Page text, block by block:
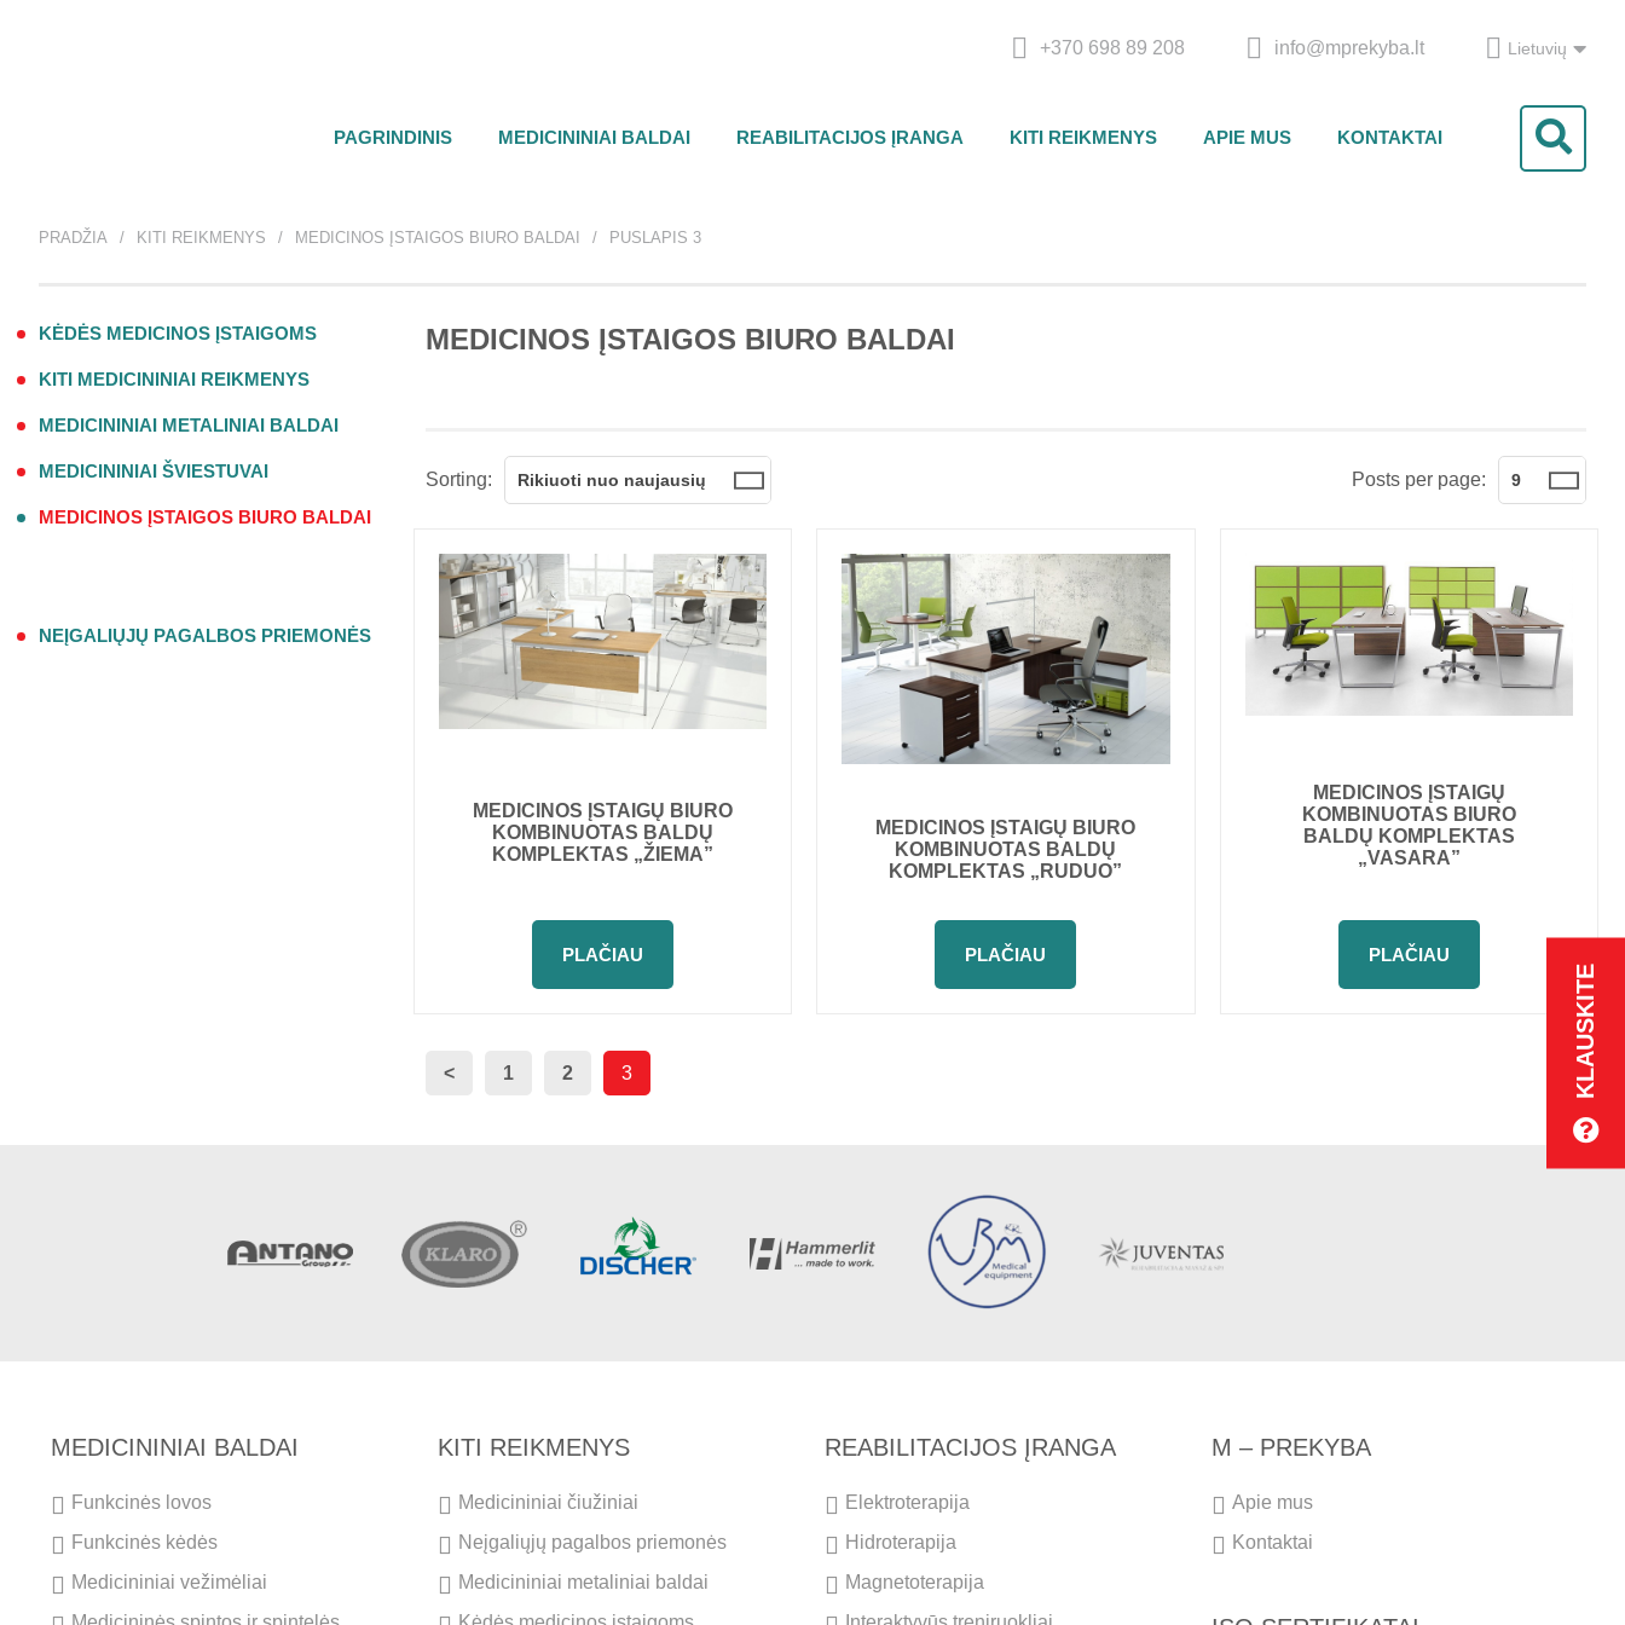
+370 698 89 208 info@mprekyba.lt Lietuvių
PAGRINDINIS MEDICININIAI BALDAI REABILITACIJOS ĮRANGA KITI REIKMENYS APIE MUS KONTAKTAI
KLAUSKITE
PRADŽIA KITI REIKMENYS MEDICINOS ĮSTAIGOS BIURO BALDAI PUSLAPIS 3
KĖDĖS MEDICINOS ĮSTAIGOMS
KITI MEDICININIAI REIKMENYS
MEDICININIAI METALINIAI BALDAI
MEDICININIAI ŠVIESTUVAI
MEDICINOS ĮSTAIGOS BIURO BALDAI
NEĮGALIŲJŲ PAGALBOS PRIEMONĖS
MEDICINOS ĮSTAIGOS BIURO BALDAI
Sorting: Rikiuoti nuo naujausių Posts per page: 9
MEDICINOS ĮSTAIGŲ BIURO
KOMBINUOTAS BALDŲ
KOMPLEKTAS „ŽIEMA”
PLAČIAU
MEDICINOS ĮSTAIGŲ BIURO
KOMBINUOTAS BALDŲ
KOMPLEKTAS „RUDUO”
PLAČIAU
MEDICINOS ĮSTAIGŲ
KOMBINUOTAS BIURO
BALDŲ KOMPLEKTAS
„VASARA”
PLAČIAU
< 1 2 3
MEDICININIAI BALDAI
Funkcinės lovos
Funkcinės kėdės
Medicininiai vežimėliai
KITI REIKMENYS
Medicininiai čiužiniai
Neįgaliųjų pagalbos priemonės
Medicininiai metaliniai baldai
REABILITACIJOS ĮRANGA
Elektroterapija
Hidroterapija
Magnetoterapija
M – PREKYBA
Apie mus
Kontaktai